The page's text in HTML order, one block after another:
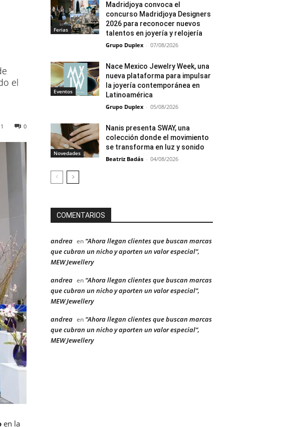
el
0
en la
Ferias
Madridjoya convoca el
concurso Madridjoya Designers
2026 para reconocer nuevos
talentos en joyería y relojería
Grupo Duplex - 07/08/2026
Eventos
Nace Mexico Jewelry Week, una
nueva plataforma para impulsar
la joyería contemporánea en
Latinoamérica
Grupo Duplex - 05/08/2026
Novedades
Nanis presenta SWAY, una
colección donde el movimiento
se transforma en luz y sonido
Beatriz Badás - 04/08/2026
COMENTARIOS
andrea en “Ahora llegan clientes que buscan marcas
que cubran un nicho y aporten un valor especial”,
MEW Jewellery
andrea en “Ahora llegan clientes que buscan marcas
que cubran un nicho y aporten un valor especial”,
MEW Jewellery
andrea en “Ahora llegan clientes que buscan marcas
que cubran un nicho y aporten un valor especial”,
MEW Jewellery